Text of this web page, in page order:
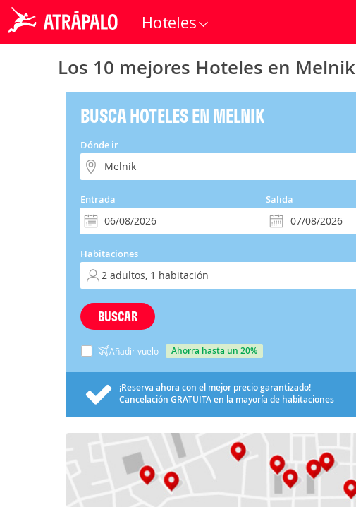
Hoteles
Los 10 mejores Hoteles en Melnik
BUSCA HOTELES EN MELNIK
Dónde ir
Entrada Salida
Habitaciones
BUSCAR
Añadir vuelo ahorra hasta un 20%
¡Reserva ahora con el mejor precio garantizado!
Cancelación GRATUITAen la mayoría de habitaciones